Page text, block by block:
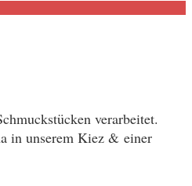
verarbeitet.
in unserem Kiez & einer